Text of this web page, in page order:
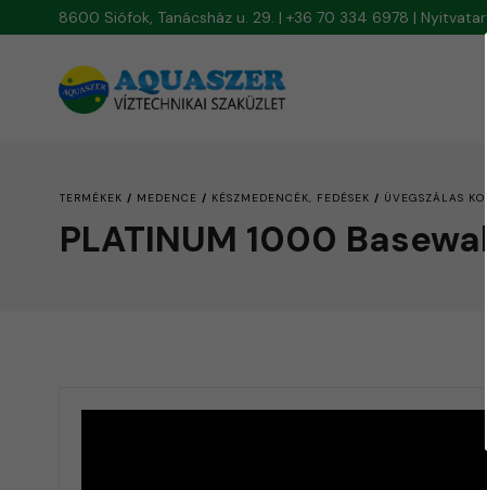
8600 Siófok, Tanácsház u. 29. | +36 70 334 6978 |
TERMÉKEK / MEDENCE / KÉSZMEDENCÉK, FEDÉSEK / ÜVEGSZÁLAS
PLATINUM 1000 Basewall